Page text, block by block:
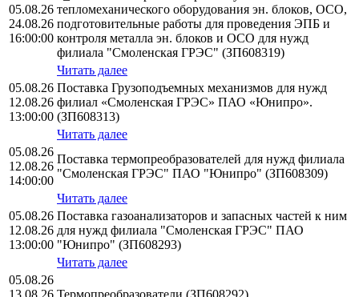
05.08.26
24.08.26
16:00:00
тепломеханического оборудования эн. блоков, ОСО,
подготовительные работы для проведения ЭПБ и
контроля металла эн. блоков и ОСО для нужд
филиала "Смоленская ГРЭС" (ЗП608319)
Читать далее
05.08.26
12.08.26
13:00:00
Поставка Грузоподъемных механизмов для нужд
филиал «Смоленская ГРЭС» ПАО «Юнипро».
(ЗП608313)
Читать далее
05.08.26
12.08.26
14:00:00
Поставка термопреобразователей для нужд филиала
"Смоленская ГРЭС" ПАО "Юнипро" (ЗП608309)
Читать далее
05.08.26
12.08.26
13:00:00
Поставка газоанализаторов и запасных частей к ним
для нужд филиала "Смоленская ГРЭС" ПАО
"Юнипро" (ЗП608293)
Читать далее
05.08.26
13.08.26 Термопреобразователи (ЗП608292)